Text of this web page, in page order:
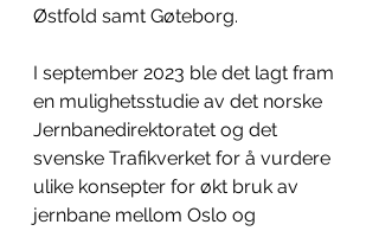
Østfold samt Gøteborg.
I september 2023 ble det lagt fram
en mulighetsstudie av det norske
Jernbanedirektoratet og det
svenske Trafikverket for å vurdere
ulike konsepter for økt bruk av
jernbane mellom Oslo og